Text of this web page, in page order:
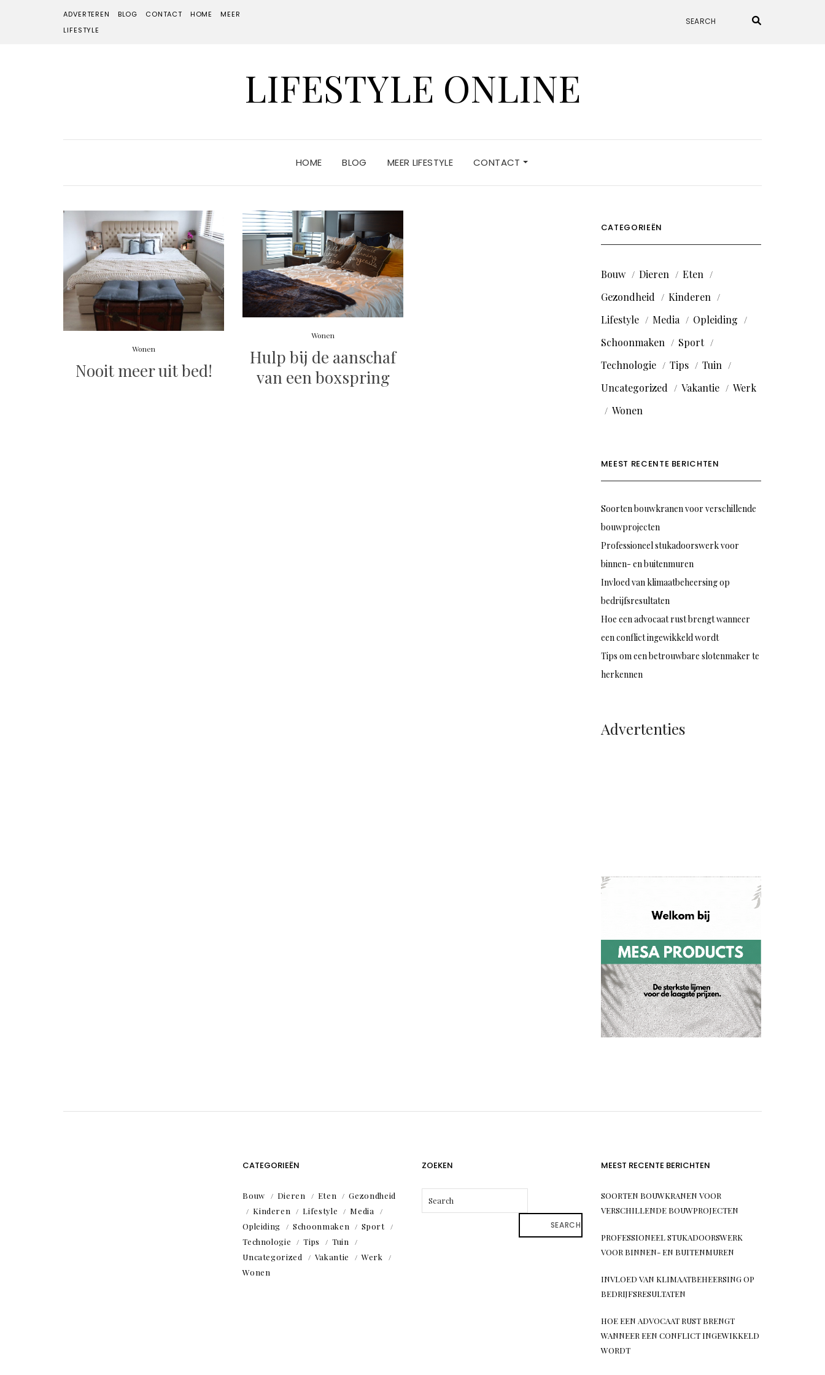
ADVERTEREN BLOG CONTACT HOME
MEER
LIFESTYLE
LIFESTYLE ONLINE
HOME BLOG MEER LIFESTYLE CONTACT
Wonen
Nooit meer uit bed!
Wonen
Hulp bij de aanschaf
van een boxspring
CATEGORIEËN
Bouw Dieren
Eten
Gezondheid
Kinderen
Lifestyle
Media
Opleiding
Schoonmaken
Sport
Technologie
Tips
Tuin
Uncategorized
Vakantie
Werk
Wonen
MEEST RECENTE BERICHTEN
Soorten bouwkranen voor verschillende
bouwprojecten
Professioneel stukadoorswerk voor
binnen- en buitenmuren
Invloed van klimaatbeheersing op
bedrijfsresultaten
Hoe een advocaat rust brengt wanneer
een conflict ingewikkeld wordt
Tips om een betrouwbare slotenmaker te
herkennen
Advertenties
CATEGORIEËN
Bouw Dieren Eten
Gezondheid
Kinderen
Lifestyle
Media
Opleiding
Schoonmaken
Sport
Technologie
Tips
Tuin
Uncategorized
Vakantie
Werk
Wonen
ZOEKEN
SEARCH
MEEST RECENTE BERICHTEN
SOORTEN BOUWKRANEN VOOR
VERSCHILLENDE BOUWPROJECTEN
PROFESSIONEEL STUKADOORSWERK
VOOR BINNEN- EN BUITENMUREN
INVLOED VAN KLIMAATBEHEERSING OP
BEDRIJFSRESULTATEN
HOE EEN ADVOCAAT RUST BRENGT
WANNEER EEN CONFLICT INGEWIKKELD
WORDT